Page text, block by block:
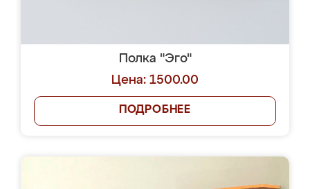
Полка "Эго"
Цена: 1500.00
ПОДРОБНЕЕ